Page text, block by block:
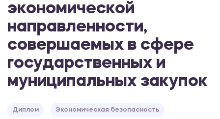
экономической
направленности,
совершаемых в сфере
государственных и
муниципальных закупок
Диплом Экономическая безопасность